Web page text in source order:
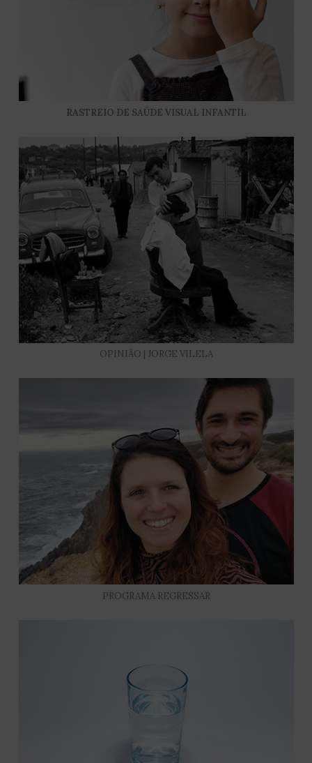
RASTREIO DE SAÚDE VISUAL INFANTIL
OPINIÃO | JORGE VILELA
PROGRAMA REGRESSAR